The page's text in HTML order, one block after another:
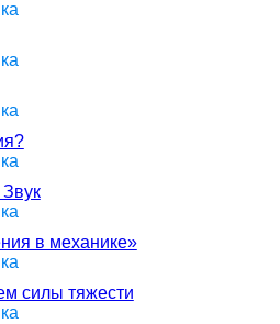
в механике»
силы тяжести